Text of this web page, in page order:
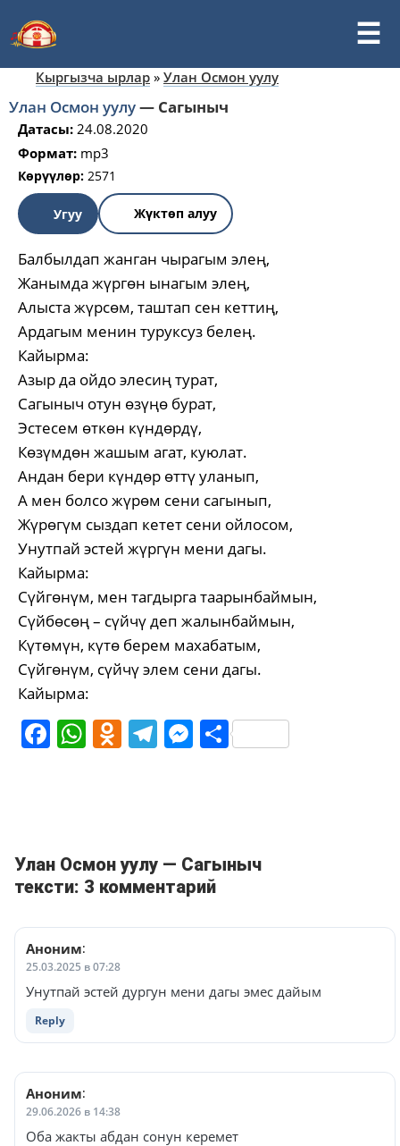
Кыргызча ырлар » Улан Осмон уулу
Улан Осмон уулу— Сагыныч
Датасы: 24.08.2020
Формат: mp3
Көрүүлөр: 2571
Угуу Жүктөп алуу
Балбылдап жанган чырагым элең,
Жанымда жүргөн ынагым элең,
Алыста жүрсөм, таштап сен кеттиң,
Ардагым менин туруксуз белең.
Кайырма:
Азыр да ойдо элесиң турат,
Сагыныч отун өзүңө бурат,
Эстесем өткөн күндөрдү,
Көзүмдөн жашым агат, куюлат.
Андан бери күндөр өттү уланып,
А мен болсо жүрөм сени сагынып,
Жүрөгүм сыздап кетет сени ойлосом,
Унутпай эстей жүргүн мени дагы.
Кайырма:
Сүйгөнүм, мен тагдырга таарынбаймын,
Сүйбөсөң – сүйчү деп жалынбаймын,
Күтөмүн, күтө берем махабатым,
Сүйгөнүм, сүйчү элем сени дагы.
Кайырма:
Facebook
WhatsApp
Odnoklassniki
Telegram
Messenger
Share
Улан Осмон уулу — Сагыныч
тексти: 3 комментарий
Аноним:
25.03.2025 в 07:28
Унутпай эстей дургун мени дагы эмес дайым
Reply
Аноним:
29.06.2026 в 14:38
Оба жакты абдан сонун керемет